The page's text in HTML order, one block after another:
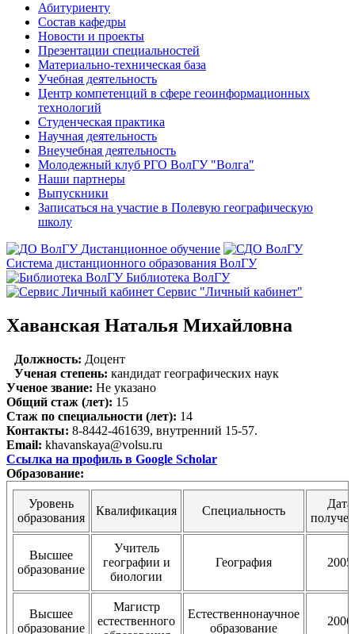
Абитуриенту
Состав кафедры
Новости и проекты
Презентации специальностей
Материально-техническая база
Учебная деятельность
Центр компетенций в сфере геоинформационных
технологий
Студенческая практика
Научная деятельность
Внеучебная деятельность
Молодежный клуб РГО ВолГУ "Волга"
Наши партнеры
Выпускники
Записаться на участие в Полевую географическую
школу
Дистанционное обучение
Система дистанционного образования ВолГУ
Библиотека ВолГУ
Сервис "Личный кабинет"
Хаванская Наталья Михайловна
Должность: Доцент
Ученая степень: кандидат географических наук
Ученое звание: Не указано
Общий стаж (лет): 15
Стаж по специальности (лет): 14
Контакты: 8-8442-461639, внутренний 15-57.
Email: khavanskaya@volsu.ru
Ссылка на профиль в Google Scholar
Образование:
Уровень
образования
Квалификация Специальность
Дата
Высшее
образование
Учитель
географии и
биологии
География 2005
Высшее
образование
Магистр
естественного
Естественнонаучное
образование
2006